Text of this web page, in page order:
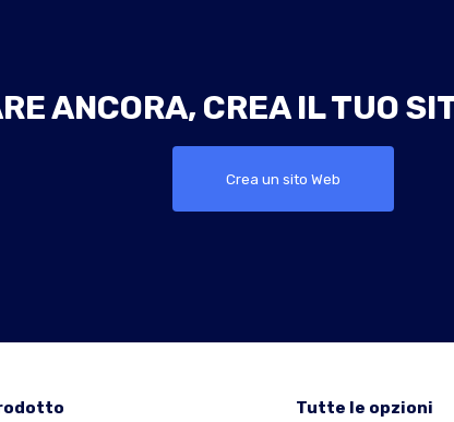
ANCORA, CREA IL TUO
Crea un sito Web
Tutte le opzioni